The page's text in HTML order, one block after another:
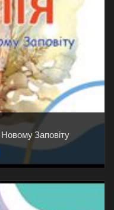
Заповіту